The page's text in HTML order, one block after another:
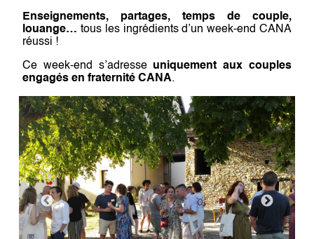
Enseignements, partages, temps de couple,
louange… tous les ingrédients d’un week-end CANA
réussi !
Ce week-end s’adresseuniquement aux couples
engagés en fraternité CANA.